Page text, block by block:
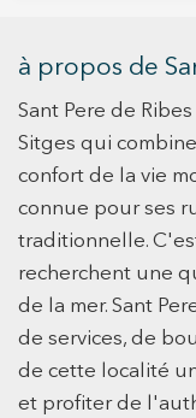
qu'un
internationales
donde mereces
et un garage,
nécessaire
Situé dans un
services, c’est
toute
moins de 10
centre de
plus, une zone
offre tout le
vous
l’emplacement
vous, ce
à ne pas
à propos de
Sant Pere de
Sitges qui
confort de la vie
connue pour ses
traditionnelle.
recherchent une
de la mer. Sant
de services, de
de cette localité
et profiter de